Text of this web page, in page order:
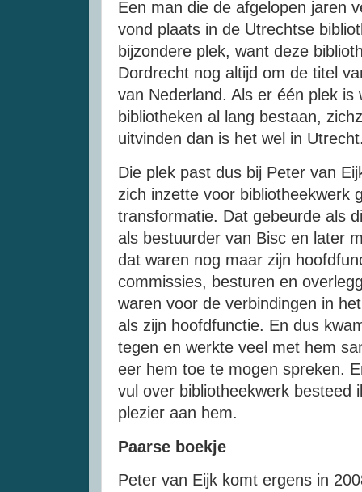
Een man die de afgelopen jaren
vond plaats in de Utrechtse
bijzondere plek, want deze
Dordrecht nog altijd om de titel
van Nederland. Als er één plek is
bibliotheken al lang bestaan,
uitvinden dan is het wel in
Die plek past dus bij Peter van
zich inzette voor bibliotheekwerk
transformatie. Dat gebeurde als
als bestuurder van Bisc en later
dat waren nog maar zijn
commissies, besturen en
waren voor de verbindingen in
als zijn hoofdfunctie. En dus
tegen en werkte veel met hem
eer hem toe te mogen spreken.
vul over bibliotheekwerk besteed
plezier aan hem.
Paarse boekje
Peter van Eijk komt ergens in